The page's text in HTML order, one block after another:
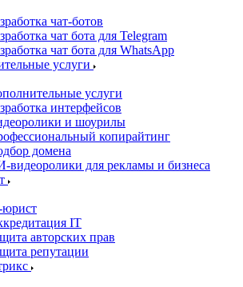
чат-ботов
чат бота для Telegram
чат бота для WhatsApp
услуги
услуги
интерфейсов
и шоурилы
копирайтинг
домена
видеоролики для рекламы и бизнеса
юрист
IT
авторских прав
репутации